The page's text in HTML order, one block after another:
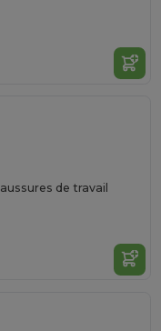
de travail